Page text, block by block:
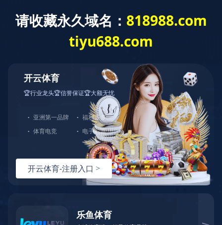
校园生活
校园活动 师生作品 图书馆
当前位置： 首页 > 校园生活 > 师生作品
乐鱼平台:2023.11.29